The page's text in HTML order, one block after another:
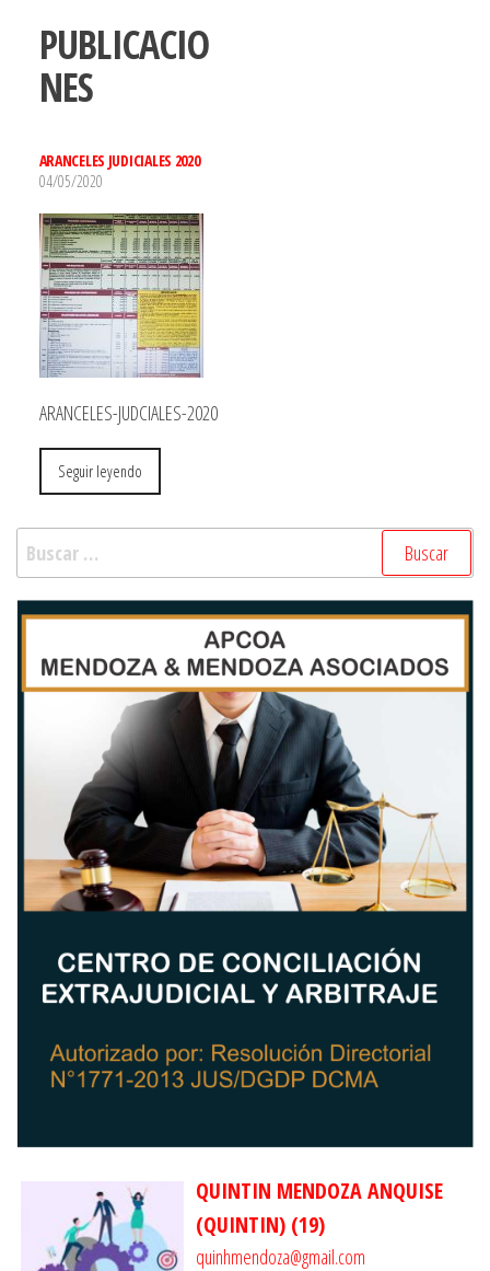
PUBLICACIO
NES
ARANCELES JUDICIALES 2020
04/05/2020
ARANCELES-JUDCIALES-2020
Seguir leyendo
Buscar:
QUINTIN MENDOZA ANQUISE
(QUINTIN) (19)
quinhmendoza@gmail.com